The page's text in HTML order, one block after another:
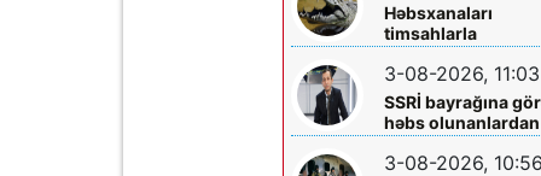
Həbsxanaları
timsahlarla
mühafizə etmək
planı - Qalmaqal
yaratdı
3-08-2026, 11:03
SSRİ bayrağına
həbs olunanlardan
biri Elçin Bayramlı
imiş
3-08-2026, 10:56